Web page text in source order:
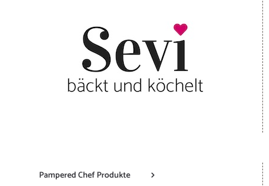
Pampered Chef Produkte